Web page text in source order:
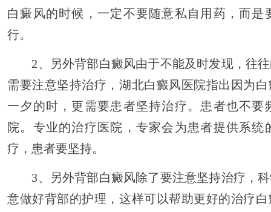
白癜风的时候，一定不要随意私自用药，而是
行。
2、另外背部白癜风由于不能及时发现，往往
需要注意坚持治疗，湖北白癜风医院指出因为
一夕的时，更需要患者坚持治疗。患者也不要
院。专业的治疗医院，专家会为患者提供系统
疗，患者要坚持。
3、另外背部白癜风除了要注意坚持治疗，科
意做好背部的护理，这样可以帮助更好的治疗